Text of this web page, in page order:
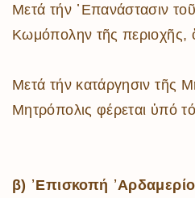
Μετά τήν ᾿Επανάστασιν
Κωμόπολην τῆς περιοχῆς,
Μετά τήν κατάργησιν τῆς
Μητρόπολις φέρεται ὑπό
β) ᾿Επισκοπή